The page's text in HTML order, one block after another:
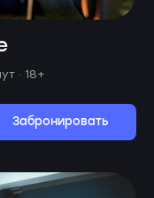
· 18+
Забронировать